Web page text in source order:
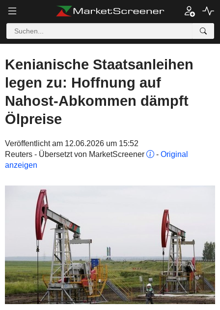
Kenianische Staatsanleihen
legen zu: Hoffnung auf
Nahost-Abkommen dämpft
Ölpreise
Veröffentlicht am 12.06.2026 um 15:52
Reuters - Übersetzt von MarketScreener
- Original
anzeigen